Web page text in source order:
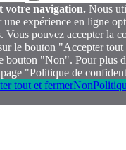
votre navigation. Nous
expérience en ligne
Vous pouvez accepter la
le bouton "Accepter
bouton "Non". Pour plus
"Politique de
tout et fermerNon